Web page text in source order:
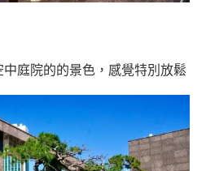
庭院的的景色，感覺特別放鬆